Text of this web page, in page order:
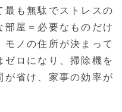
最も無駄でストレスの
屋＝必要なものだけ
ノの住所が決まって
ゼロになり、掃除機を
が省け、家事の効率が